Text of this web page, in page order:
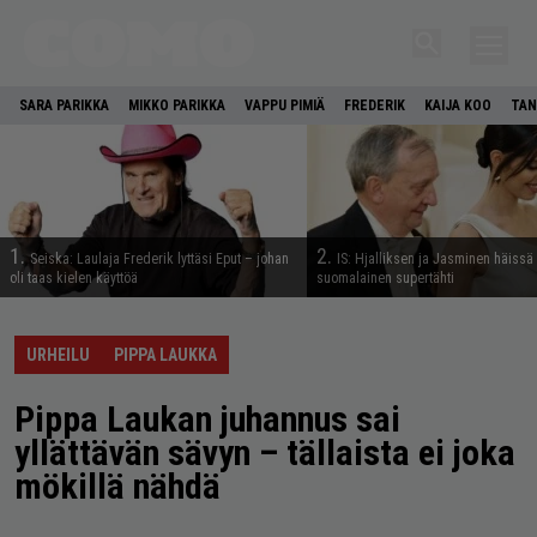
SARA PARIKKA MIKKO PARIKKA VAPPU PIMIÄ FREDERIK KAIJA KOO
1. Seiska: Laulaja Frederik lyttäsi Eput – johan
oli taas kielen käyttöä
2.
IS: Hjalliksen ja Jasminen häissä
suomalainen supertähti
URHEILU PIPPA LAUKKA
Pippa Laukan juhannus sai
yllättävän sävyn – tällaista ei joka
mökillä nähdä